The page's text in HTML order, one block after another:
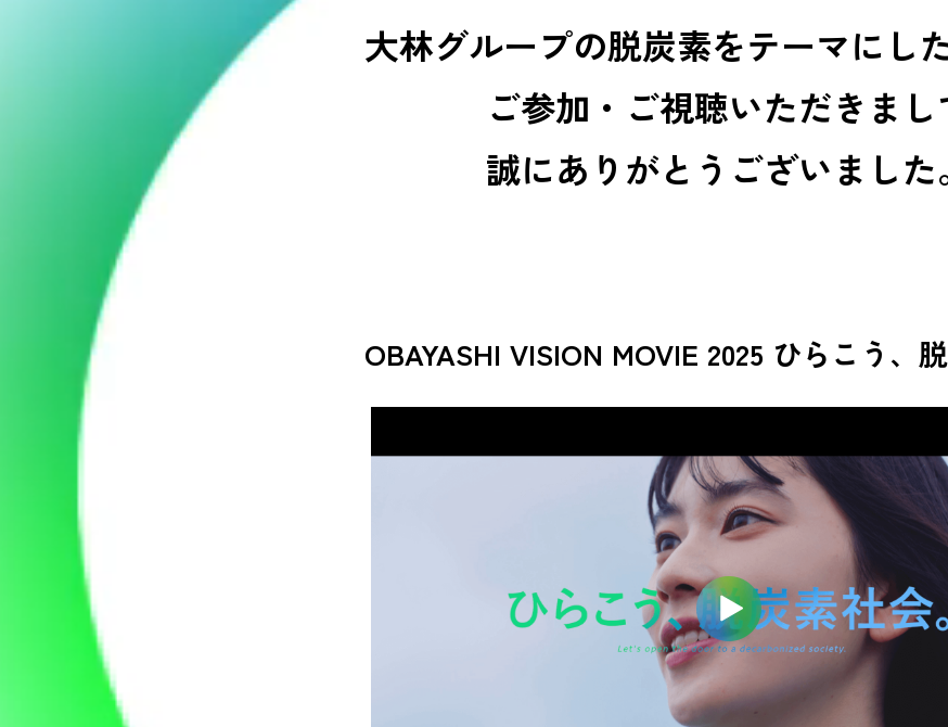
大林グループの脱炭素をテーマにし
ご参加・ご視聴いただきまし
誠にありがとうございました
OBAYASHI VISION MOVIE 2025 ひらこう、